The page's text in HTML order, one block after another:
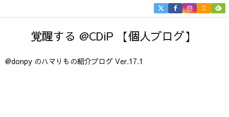
覚醒する @CDiP 【個人ブログ】
@donpy のハマりもの紹介ブログ Ver.17.1

